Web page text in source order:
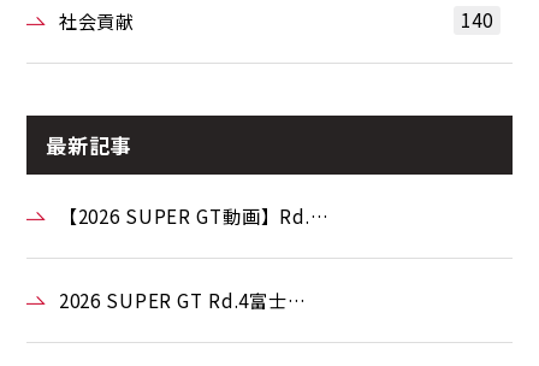
社会貢献 140
最新記事
【2026 SUPER GT動画】Rd.…
2026 SUPER GT Rd.4富士…